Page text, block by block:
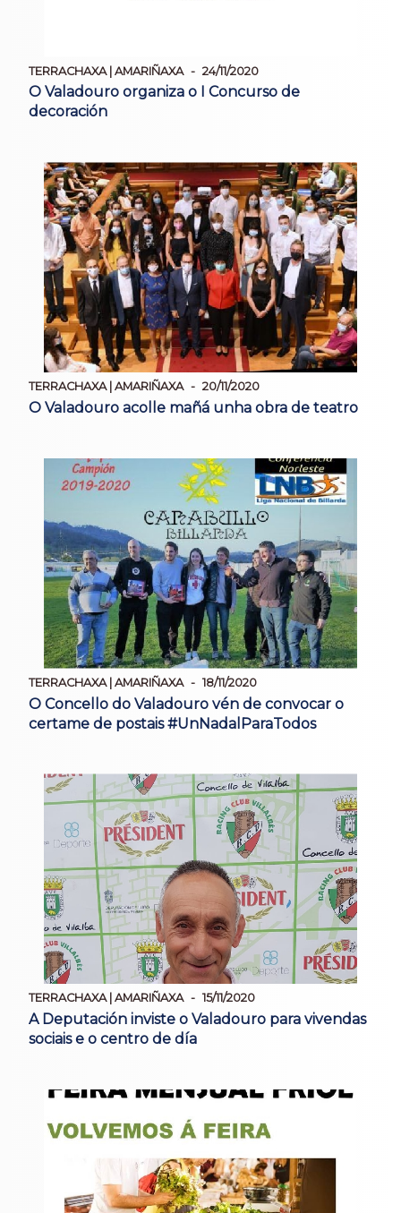
TERRACHAXA | AMARIÑAXA 24/11/2020
O Valadouro organiza o I Concurso de
decoración
TERRACHAXA | AMARIÑAXA 20/11/2020
O Valadouro acolle mañá unha obra de teatro
TERRACHAXA | AMARIÑAXA 18/11/2020
O Concello do Valadouro vén de convocar o
certame de postais #UnNadalParaTodos
TERRACHAXA | AMARIÑAXA 15/11/2020
A Deputación inviste o Valadouro para vivendas
sociais e o centro de día